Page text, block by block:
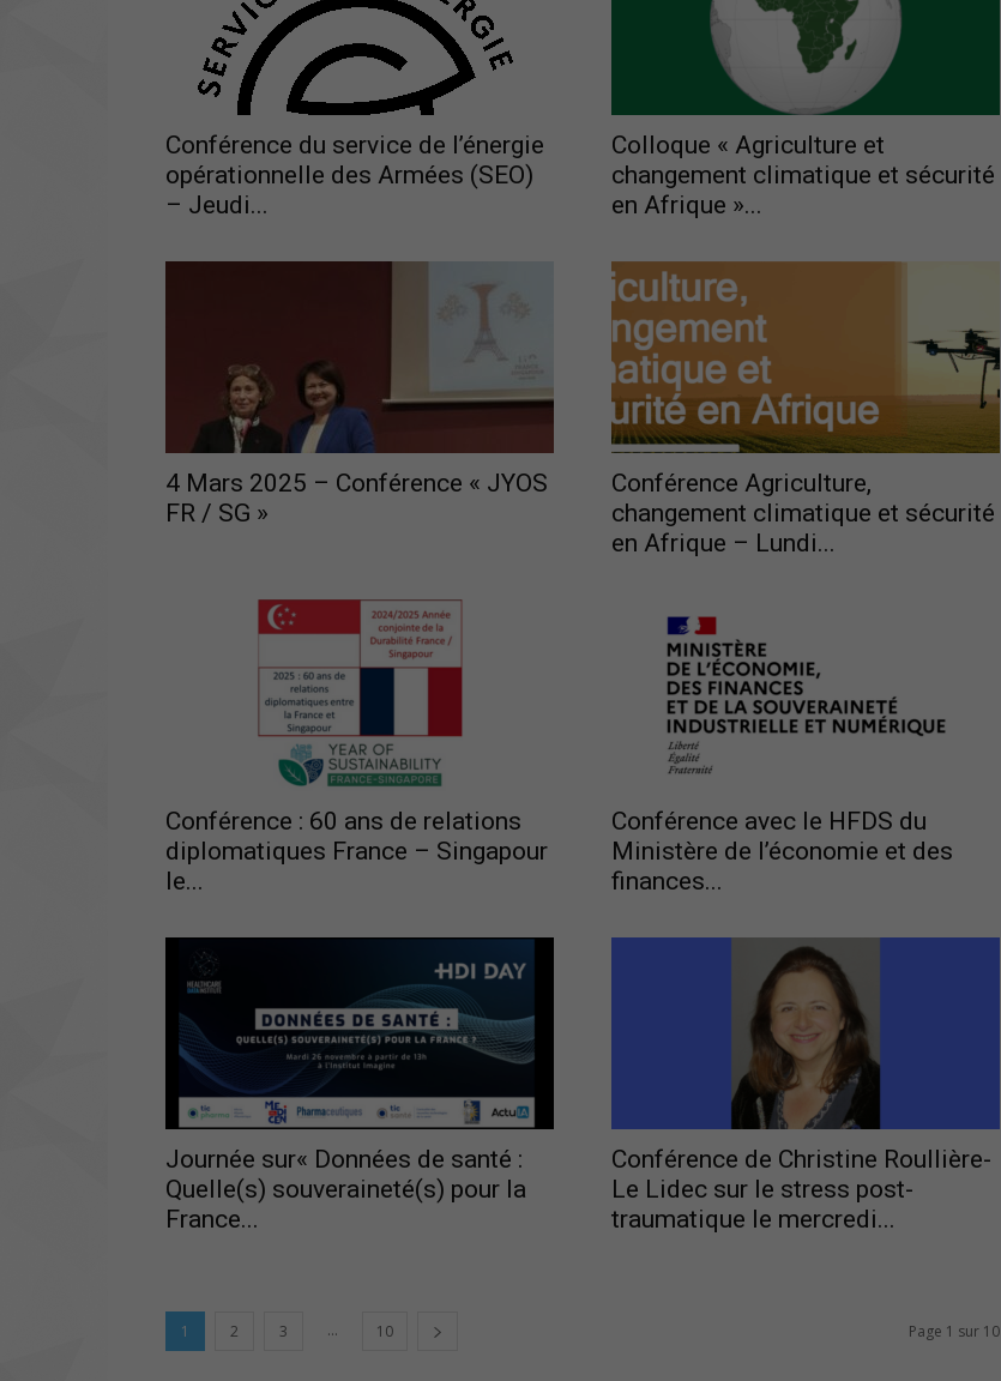
Conférence du service de l’énergie
opérationnelle des Armées (SEO)
– Jeudi...
Colloque « Agriculture et
changement climatique et sécurité
en Afrique »...
4 Mars 2025 – Conférence « JYOS
FR / SG »
Conférence Agriculture,
changement climatique et sécurité
en Afrique – Lundi...
Conférence : 60 ans de relations
diplomatiques France – Singapour
le...
Conférence avec le HFDS du
Ministère de l’économie et des
finances...
Journée sur« Données de santé :
Quelle(s) souveraineté(s) pour la
France...
Conférence de Christine Roullière-
Le Lidec sur le stress post-
traumatique le mercredi...
1 2 3 ... 10 Page 1 sur 10